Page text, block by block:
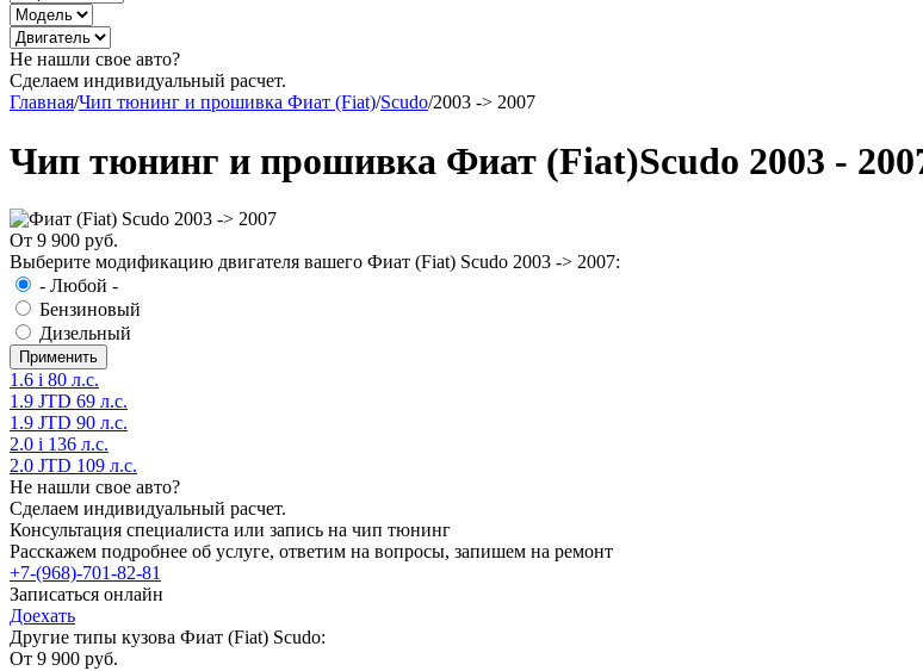
Не нашли свое авто?
Сделаем индивидуальный расчет.
Главная/Чип тюнинг и прошивка Фиат (Fiat)/Scudo/2003 -> 2007
Чип тюнинг и прошивка Фиат (Fiat)Scudo 2003 -
От 9 900 руб.
Выберите модификацию двигателя вашего Фиат (Fiat) Scudo 2003 -> 2007:
- Любой -
Бензиновый
Дизельный
1.6 i 80 л.с.
1.9 JTD 69 л.с.
1.9 JTD 90 л.с.
2.0 i 136 л.с.
2.0 JTD 109 л.с.
Не нашли свое авто?
Сделаем индивидуальный расчет.
Консультация специалиста или запись на чип тюнинг
Расскажем подробнее об услуге, ответим на вопросы, запишем на ремонт
+7-(968)-701-82-81
Записаться онлайн
Доехать
Другие типы кузова Фиат (Fiat) Scudo:
От 9 900 руб.